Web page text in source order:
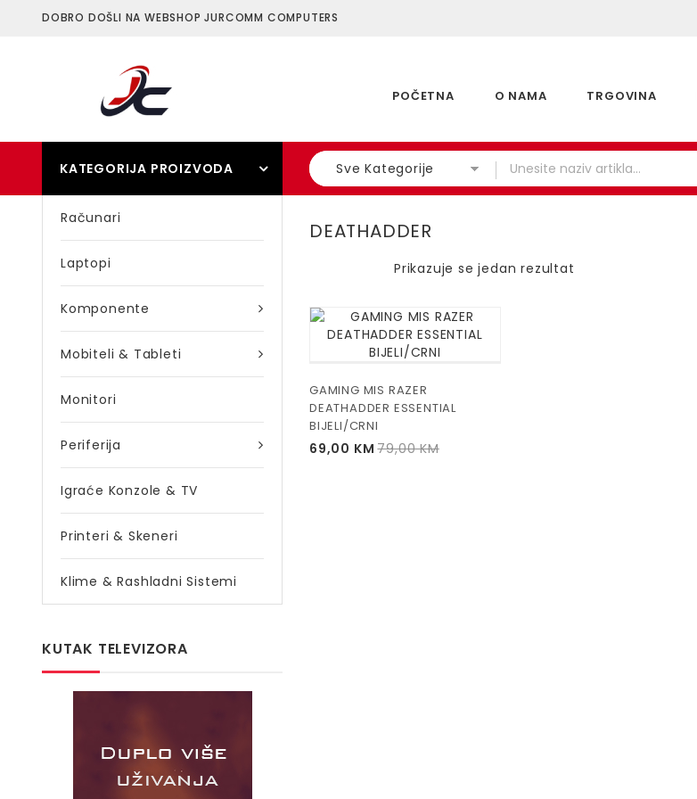
DOBRO DOŠLI NA WEBSHOP JURCOMM COMPUTERS
POČETNA O NAMA TRGOVINA
KATEGORIJA PROIZVODA Sve Kategorije
Računari
Laptopi
Komponente
Mobiteli & Tableti
Monitori
Periferija
Igraće Konzole & TV
Printeri & Skeneri
Klime & Rashladni Sistemi
DEATHADDER
Prikazuje se jedan rezultat
GAMING MIS RAZER
DEATHADDER ESSENTIAL
BIJELI/CRNI
79,00KM
69,00 KM
KUTAK TELEVIZORA